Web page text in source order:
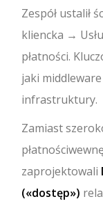
Zespół ustalił
kliencka →
płatności.
jaki
infrastruktury.
Zamiast
płatności
zaprojektowali
(«dostęp»)